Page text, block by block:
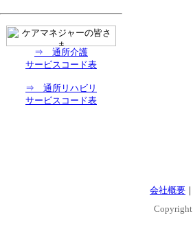
⇒ 通所介護
サービスコード表
⇒ 通所リハビリ
サービスコード表
会社概要 ｜